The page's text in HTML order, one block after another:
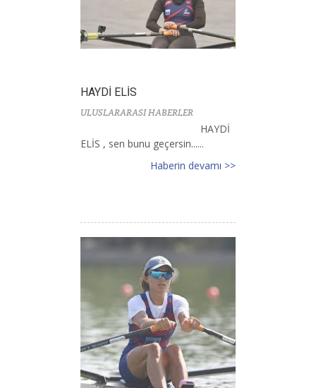
HAYDİ ELİS
ULUSLARARASI HABERLER
HAYDİ
ELİS , sen bunu geçersin......
Haberin devamı >>